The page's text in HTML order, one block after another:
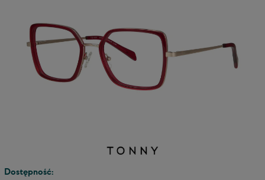
Dostępność: